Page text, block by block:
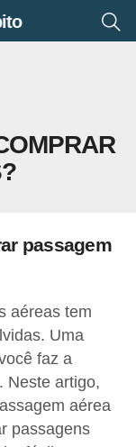
passagem
aéreas tem
Uma
faz a
Neste artigo,
aérea
passagens